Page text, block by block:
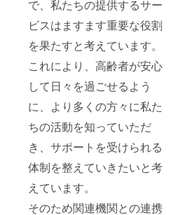
で、私たちの提供するサー
ビスはますます重要な役割
を果たすと考えています。
これにより、高齢者が安心
して日々を過ごせるよう
に、より多くの方々に私た
ちの活動を知っていただ
き、サポートを受けられる
体制を整えていきたいと考
えています。
そのため関連機関との連携